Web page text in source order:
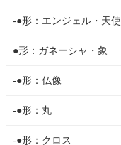
-●形：エンジェル・天使
●形：ガネーシャ・象
-●形：仏像
-●形：丸
-●形：クロス